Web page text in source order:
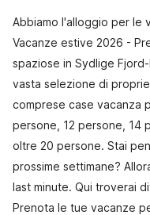
Abbiamo l'alloggio per le
Vacanze estive 2026 -
spaziose in Sydlige
vasta selezione di
comprese case vacanza
persone, 12 persone, 14
oltre 20 persone. Stai
prossime settimane?
last minute. Qui troverai
Prenota le tue vacanze